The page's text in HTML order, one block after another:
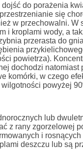
do porażenia
się
w przechowalni.
i kroplami wody, a
przerasta do
powietrza).
dochodzi
komórki, w czego
powyżej
lub
z rany zgorzelowej
i
deszczu lub są